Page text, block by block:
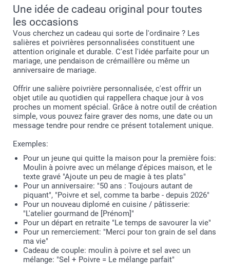
Une idée de cadeau original pour toutes
les occasions
Vous cherchez un cadeau qui sorte de l'ordinaire ? Les
salières et poivrières personnalisées constituent une
attention originale et durable. C'est l'idée parfaite pour un
mariage, une pendaison de crémaillère ou même un
anniversaire de mariage.
Offrir une salière poivrière personnalisée, c'est offrir un
objet utile au quotidien qui rappellera chaque jour à vos
proches un moment spécial. Grâce à notre outil de création
simple, vous pouvez faire graver des noms, une date ou un
message tendre pour rendre ce présent totalement unique.
Exemples:
Pour un jeune qui quitte la maison pour la première fois:
Moulin à poivre avec un mélange d'épices maison, et le
texte gravé "Ajoute un peu de magie à tes plats"
Pour un anniversaire: "50 ans : Toujours autant de
piquant", "Poivre et sel, comme ta barbe - depuis 2026"
Pour un nouveau diplomé en cuisine / pâtisserie:
"L'atelier gourmand de [Prénom]"
Pour un départ en retraite "Le temps de savourer la vie"
Pour un remerciement: "Merci pour ton grain de sel dans
ma vie"
Cadeau de couple: moulin à poivre et sel avec un
mélange: "Sel + Poivre = Le mélange parfait"